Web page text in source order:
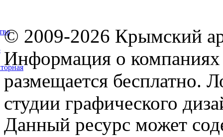
© 2009-2026 Крымский
Информация о компаниях
размещается бесплатно.
студии графического
Данный ресурс может